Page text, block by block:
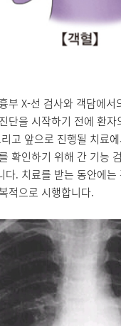
부 X-선 검사와 객담에서
단을 시작하기 전에 환
고 앞으로 진행될 치료
확인하기 위해 간 기능
다. 치료를 받는 동안에
적으로 시행합니다.